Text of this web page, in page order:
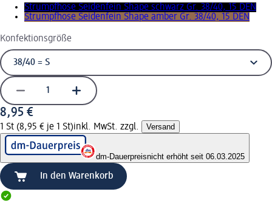
Strumpfhose Seidenfein Shape schwarz Gr. 38/40, 15 DEN
Strumpfhose Seidenfein Shape amber Gr. 38/40, 15 DEN
Konfektionsgröße
8,95 €
1 St (8,95 € je 1 St)inkl. MwSt. zzgl. Versand
dm-Dauerpreisnicht erhöht seit 06.03.2025
In den Warenkorb